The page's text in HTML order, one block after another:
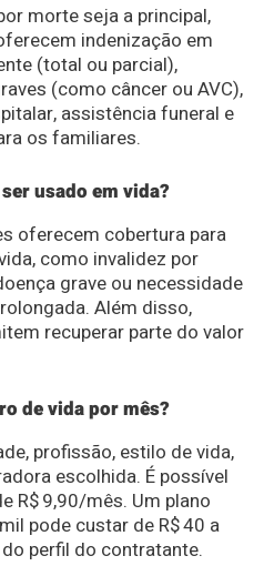
morte seja a principal,
indenização em
(total ou parcial),
(como câncer ou AVC),
assistência funeral e
os familiares.
usado em vida?
oferecem cobertura para
como invalidez por
grave ou necessidade
Além disso,
recuperar parte do valor
de vida por mês?
profissão, estilo de vida,
escolhida. É possível
R$ 9,90/mês. Um plano
pode custar de R$ 40 a
perfil do contratante.